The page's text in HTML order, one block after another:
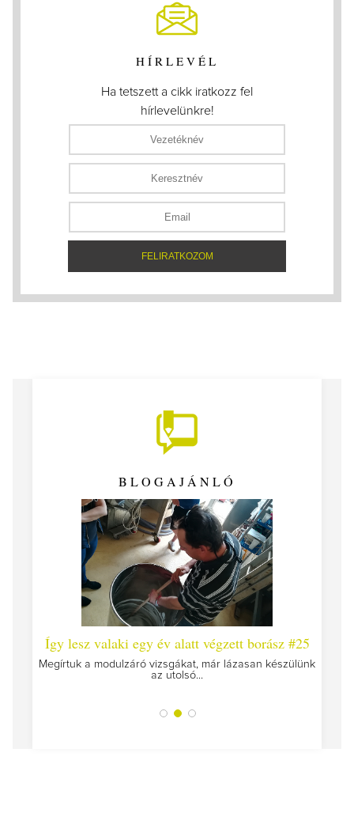
HÍRLEVÉL
Ha tetszett a cikk iratkozz fel
hírlevelünkre!
BLOGAJÁNLÓ
Így lesz valaki egy év alatt végzett borász #25
Megírtuk a modulzáró vizsgákat, már lázasan készülünk
az utolsó...